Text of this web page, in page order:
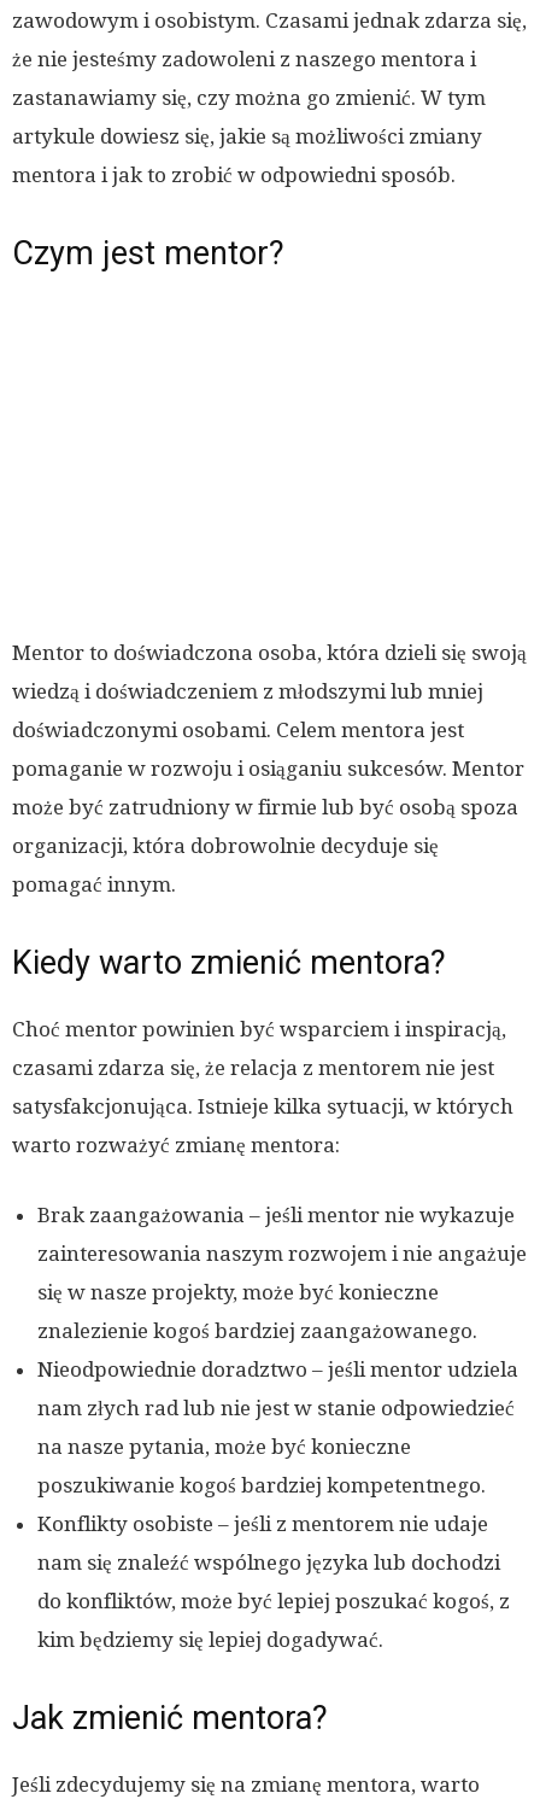
zawodowym i osobistym. Czasami jednak zdarza się,
że nie jesteśmy zadowoleni z naszego mentora i
zastanawiamy się, czy można go zmienić. W tym
artykule dowiesz się, jakie są możliwości zmiany
mentora i jak to zrobić w odpowiedni sposób.
Czym jest mentor?
Mentor to doświadczona osoba, która dzieli się swoją
wiedzą i doświadczeniem z młodszymi lub mniej
doświadczonymi osobami. Celem mentora jest
pomaganie w rozwoju i osiąganiu sukcesów. Mentor
może być zatrudniony w firmie lub być osobą spoza
organizacji, która dobrowolnie decyduje się
pomagać innym.
Kiedy warto zmienić mentora?
Choć mentor powinien być wsparciem i inspiracją,
czasami zdarza się, że relacja z mentorem nie jest
satysfakcjonująca. Istnieje kilka sytuacji, w których
warto rozważyć zmianę mentora:
Brak zaangażowania – jeśli mentor nie wykazuje
zainteresowania naszym rozwojem i nie angażuje
się w nasze projekty, może być konieczne
znalezienie kogoś bardziej zaangażowanego.
Nieodpowiednie doradztwo – jeśli mentor udziela
nam złych rad lub nie jest w stanie odpowiedzieć
na nasze pytania, może być konieczne
poszukiwanie kogoś bardziej kompetentnego.
Konflikty osobiste – jeśli z mentorem nie udaje
nam się znaleźć wspólnego języka lub dochodzi
do konfliktów, może być lepiej poszukać kogoś, z
kim będziemy się lepiej dogadywać.
Jak zmienić mentora?
Jeśli zdecydujemy się na zmianę mentora, warto